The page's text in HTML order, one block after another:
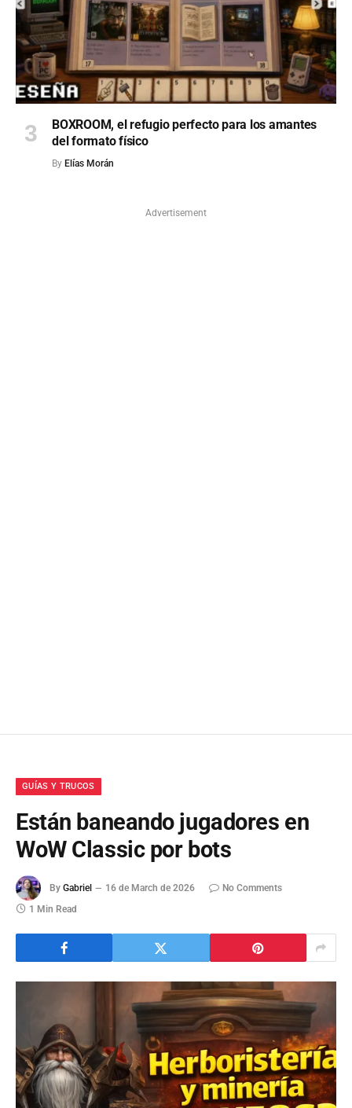
BOXROOM, el refugio perfecto para los amantes
del formato físico
By Elías Morán
Advertisement
GUÍAS Y TRUCOS
Están baneando jugadores en
WoW Classic por bots
By Gabriel 16 de March de 2026
No Comments
1 Min Read